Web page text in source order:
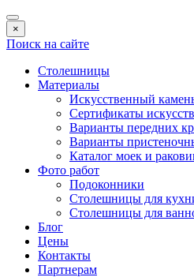
×
Поиск на сайте
Столешницы
Материалы
Искусственный
Сертификаты
Варианты передних
Варианты
Каталог моек и
Фото работ
Подоконники
Столешницы для
Столешницы для
Блог
Цены
Контакты
Партнерам